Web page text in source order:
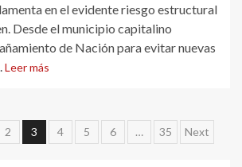
en el evidente riesgo estructural
Desde el municipio capitalino
de Nación para evitar nuevas
Leer más
2 3 4 5 6 … 35 Next